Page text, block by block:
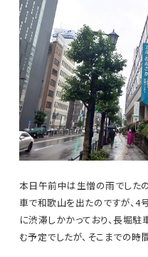
本日午前中は生憎の雨でした
車で和歌山を出たのですが、
に渋滞しかかっており、長堀
む予定でしたが、そこまでの時